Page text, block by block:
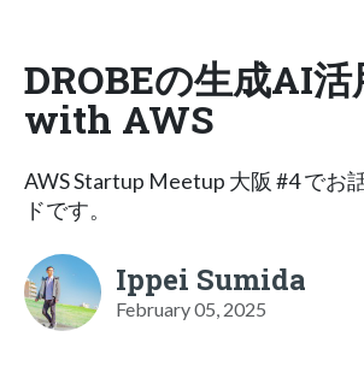
DROBEの生成AI活
with AWS
AWS Startup Meetup 大阪 #4 でお
ドです。
Ippei Sumida
February 05, 2025